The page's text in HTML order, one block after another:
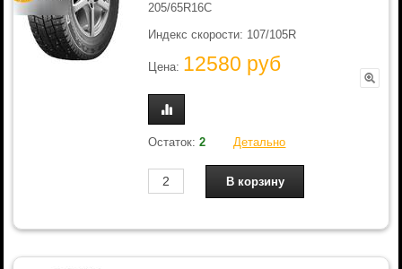
205/65R16C
Индекс скорости: 107/105R
Цена: 12580 руб
Остаток:2 Детально